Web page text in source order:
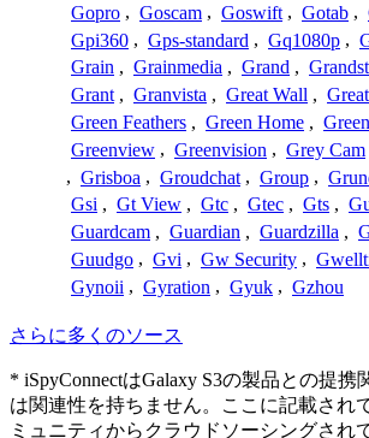
Gopro , Goscam , Goswift , Gotab ,
Gpi360 , Gps-standard , Gq1080p ,
Grain , Grainmedia , Grand ,
Grant , Granvista , Great Wall ,
Green Feathers , Green Home ,
Greenview , Greenvision , Grey Cam
, Grisboa , Groudchat , Group ,
Gsi , Gt View , Gtc , Gtec , Gts ,
Guardcam , Guardian , Guardzilla ,
Guudgo , Gvi , Gw Security ,
Gynoii , Gyration , Gyuk , Gzhou
さらに多くのソース
* iSpyConnectはGalaxy S3の製品との提携
は関連性を持ちません。ここに記載され
ミュニティからクラウドソーシングされ